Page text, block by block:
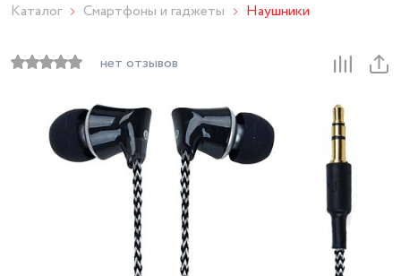
Каталог Смартфоны и гаджеты Наушники
нет отзывов